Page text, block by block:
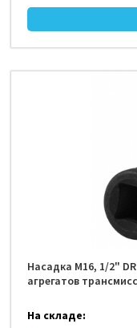
Насадка М16, 1/2"
агрегатов
На складе: